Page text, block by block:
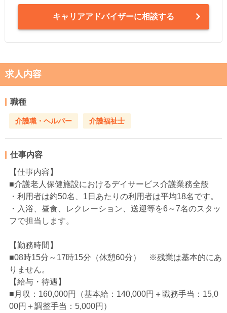
キャリアアドバイザーに相談する
求人内容
職種
介護職・ヘルパー 介護福祉士
仕事内容
【仕事内容】
■介護老人保健施設におけるデイサービス介護業務全般
・利用者は約50名、1日あたりの利用者は平均18名です。
・入浴、昼食、レクレーション、送迎等を6～7名のスタッ
フで担当します。
【勤務時間】
■08時15分～17時15分（休憩60分） ※残業は基本的にあ
りません。
【給与・待遇】
■月収：160,000円（基本給：140,000円＋職務手当：15,0
00円＋調整手当：5,000円）